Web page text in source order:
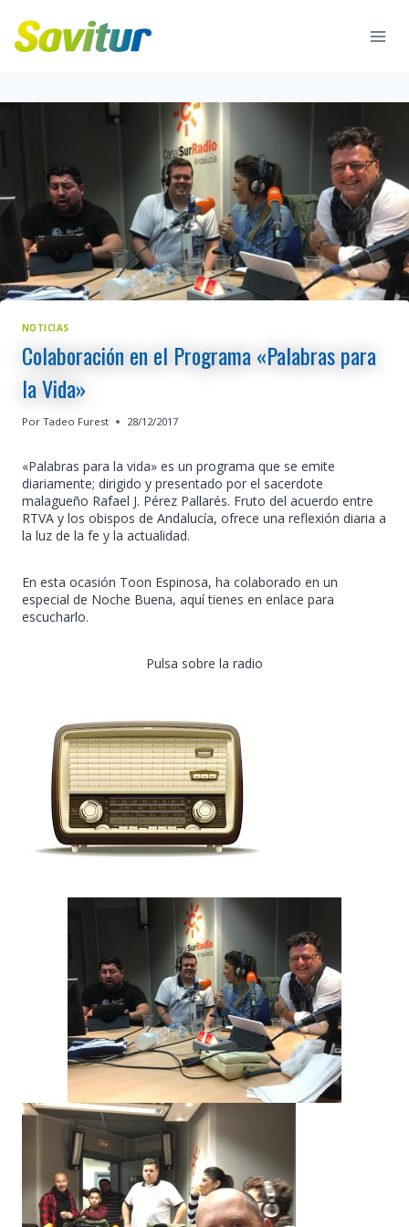
contenido
NOTICIAS
Colaboración en el Programa «Palabras para
la Vida»
Por Tadeo Furest 28/12/2017
«Palabras para la vida» es un programa que se emite
diariamente; dirigido y presentado por el sacerdote
malagueño Rafael J. Pérez Pallarés. Fruto del acuerdo entre
RTVA y los obispos de Andalucía, ofrece una reflexión diaria a
la luz de la fe y la actualidad.
En esta ocasión Toon Espinosa, ha colaborado en un
especial de Noche Buena, aquí tienes en enlace para
escucharlo.
Pulsa sobre la radio